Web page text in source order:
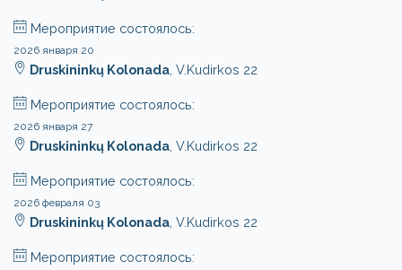
Мероприятие состоялось:
2026 января 20
Druskininkų Kolonada , V.Kudirkos 22
Мероприятие состоялось:
2026 января 27
Druskininkų Kolonada , V.Kudirkos 22
Мероприятие состоялось:
2026 февраля 03
Druskininkų Kolonada , V.Kudirkos 22
Мероприятие состоялось: